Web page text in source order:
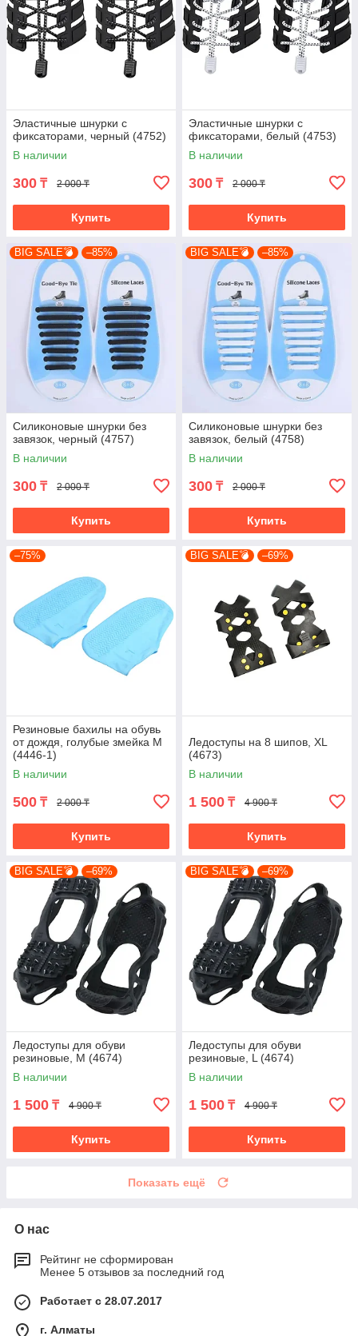
Эластичные шнурки с
фиксаторами, черный (4752)
В наличии
300 ₸ 2 000 ₸
Купить
Эластичные шнурки с
фиксаторами, белый (4753)
В наличии
300 ₸ 2 000 ₸
Купить
BIG SALE💣 –85%
Силиконовые шнурки без
завязок, черный (4757)
В наличии
300 ₸ 2 000 ₸
Купить
BIG SALE💣 –85%
Силиконовые шнурки без
завязок, белый (4758)
В наличии
300 ₸ 2 000 ₸
Купить
–75%
Резиновые бахилы на обувь
от дождя, голубые змейка M
(4446-1)
В наличии
500 ₸ 2 000 ₸
Купить
BIG SALE💣 –69%
Ледоступы на 8 шипов, XL
(4673)
В наличии
1 500 ₸ 4 900 ₸
Купить
BIG SALE💣 –69%
Ледоступы для обуви
резиновые, М (4674)
В наличии
1 500 ₸ 4 900 ₸
Купить
BIG SALE💣 –69%
Ледоступы для обуви
резиновые, L (4674)
В наличии
1 500 ₸ 4 900 ₸
Купить
Показать ещё
О нас
Рейтинг не сформирован
Менее 5 отзывов за последний год
Работает с 28.07.2017
г. Алматы